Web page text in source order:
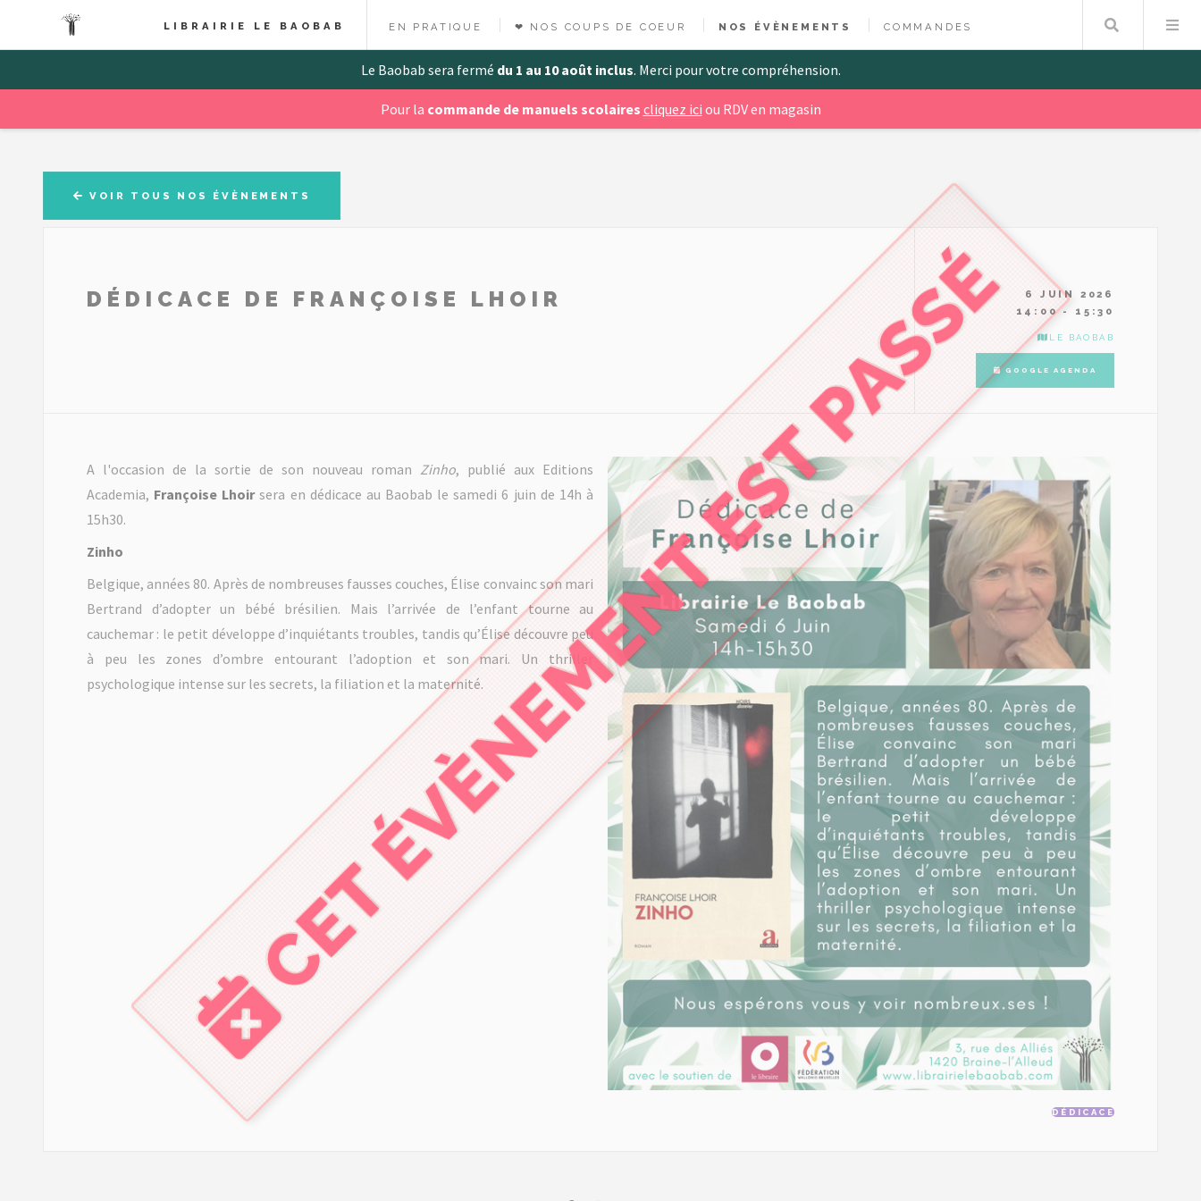
Le Baobab sera fermé du 1 au 10 août inclus. Merci pour votre compréhension.
Pour la commande de manuels scolaires cliquez ici ou RDV en magasin
LIBRAIRIE LE BAOBAB EN PRATIQUE ❤ NOS COUPS DE COEUR NOS ÉVÈNEMENTS COMMANDES Search
VOIR TOUS NOS ÉVÈNEMENTS
CET ÉVÈNEMENT EST PASSÉ
DÉDICACE DE FRANÇOISE LHOIR
6 JUIN 2026
14:00 - 15:30
LE BAOBAB
GOOGLE AGENDA
A l'occasion de la sortie de son nouveau roman Zinho, publié aux Editions
Academia, Françoise Lhoirsera en dédicace au Baobab le samedi 6 juin de 14h à
15h30.
Zinho
Belgique, années 80. Après de nombreuses fausses couches, Élise convainc son mari
Bertrand d’adopter un bébé brésilien. Mais l’arrivée de l’enfant tourne au
cauchemar : le petit développe d’inquiétants troubles, tandis qu’Élise découvre peu
à peu les zones d’ombre entourant l’adoption et son mari. Un thriller
psychologique intense sur les secrets, la filiation et la maternité.
DÉDICACE